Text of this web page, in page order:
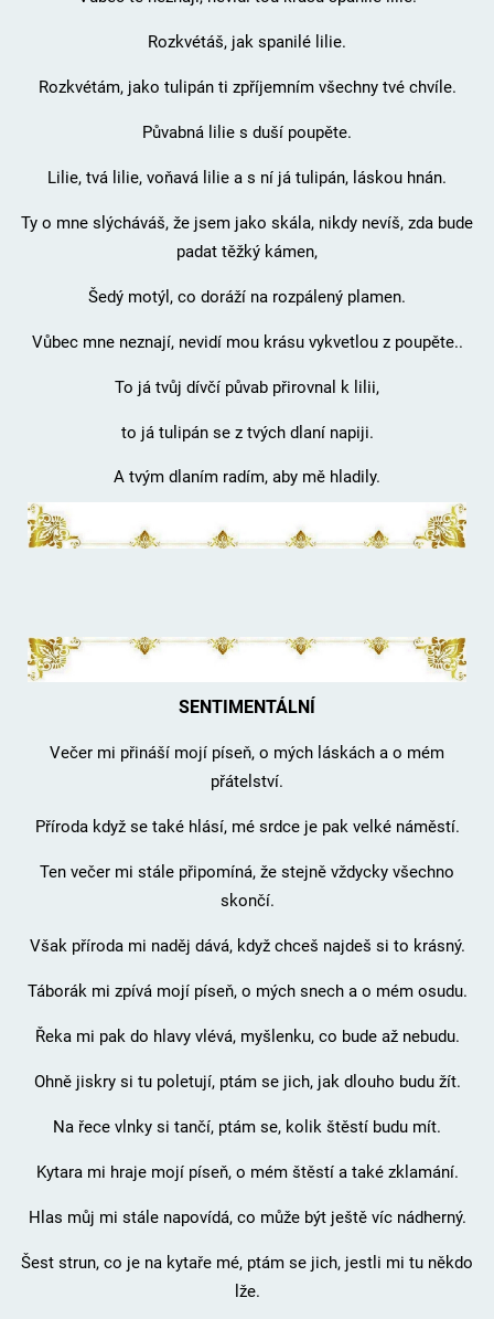
Rozkvétáš, jak spanilé lilie.
Rozkvétám, jako tulipán ti zpříjemním všechny tvé chvíle.
Půvabná lilie s duší poupěte.
Lilie, tvá lilie, voňavá lilie a s ní já tulipán, láskou hnán.
Ty o mne slýcháváš, že jsem jako skála, nikdy nevíš, zda bude
padat těžký kámen,
Šedý motýl, co doráží na rozpálený plamen.
Vůbec mne neznají, nevidí mou krásu vykvetlou z poupěte..
To já tvůj dívčí půvab přirovnal k lilii,
to já tulipán se z tvých dlaní napiji.
A tvým dlaním radím, aby mě hladily.
SENTIMENTÁLNÍ
Večer mi přináší mojí píseň, o mých láskách a o mém
přátelství.
Příroda když se také hlásí, mé srdce je pak velké náměstí.
Ten večer mi stále připomíná, že stejně vždycky všechno
skončí.
Však příroda mi naděj dává, když chceš najdeš si to krásný.
Táborák mi zpívá mojí píseň, o mých snech a o mém osudu.
Řeka mi pak do hlavy vlévá, myšlenku, co bude až nebudu.
Ohně jiskry si tu poletují, ptám se jich, jak dlouho budu žít.
Na řece vlnky si tančí, ptám se, kolik štěstí budu mít.
Kytara mi hraje mojí píseň, o mém štěstí a také zklamání.
Hlas můj mi stále napovídá, co může být ještě víc nádherný.
Šest strun, co je na kytaře mé, ptám se jich, jestli mi tu někdo
lže.